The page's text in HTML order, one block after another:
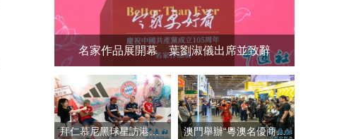
名家作品展開幕 葉劉淑儀出席並致辭
拜仁慕尼黑球星訪港 與球迷近距離互動 澳門舉辦“粵澳名優商品展”